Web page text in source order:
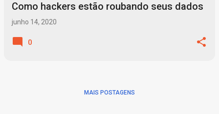
Como hackers estão roubando seus dados
junho 14, 2020
0
MAIS POSTAGENS